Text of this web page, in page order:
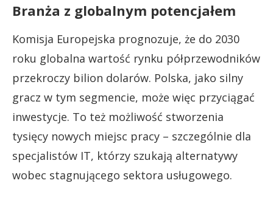
Branża z globalnym potencjałem
Komisja Europejska prognozuje, że do 2030
roku globalna wartość rynku półprzewodników
przekroczy bilion dolarów. Polska, jako silny
gracz w tym segmencie, może więc przyciągać
inwestycje. To też możliwość stworzenia
tysięcy nowych miejsc pracy – szczególnie dla
specjalistów IT, którzy szukają alternatywy
wobec stagnującego sektora usługowego.